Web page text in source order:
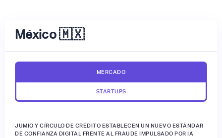
México 🇲🇽
MERCADO
STARTUPS
JUMIO Y CÍRCULO DE CRÉDITO ESTABLECEN UN NUEVO ESTÁNDAR
DE CONFIANZA DIGITAL FRENTE AL FRAUDE IMPULSADO POR IA